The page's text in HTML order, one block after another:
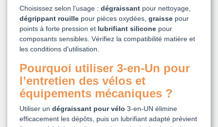
Choisissez selon l'usage : dégraissant pour nettoyage,
dégrippant rouille pour pièces oxydées, graisse pour
points à forte pression et lubrifiant silicone pour
composants sensibles. Vérifiez la compatibilité matière et
les conditions d'utilisation.
Pourquoi utiliser 3-en-Un pour
l’entretien des vélos et
équipements mécaniques ?
Utiliser un dégraissant pour vélo 3-en-UN élimine
efficacement les dépôts, puis un lubrifiant adapté prévient